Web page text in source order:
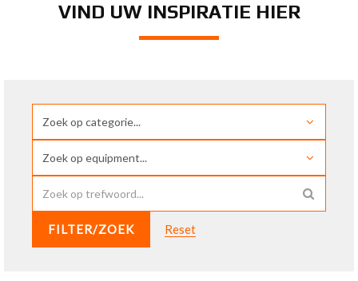
VIND UW INSPIRATIE HIER
FILTER/ZOEK Reset